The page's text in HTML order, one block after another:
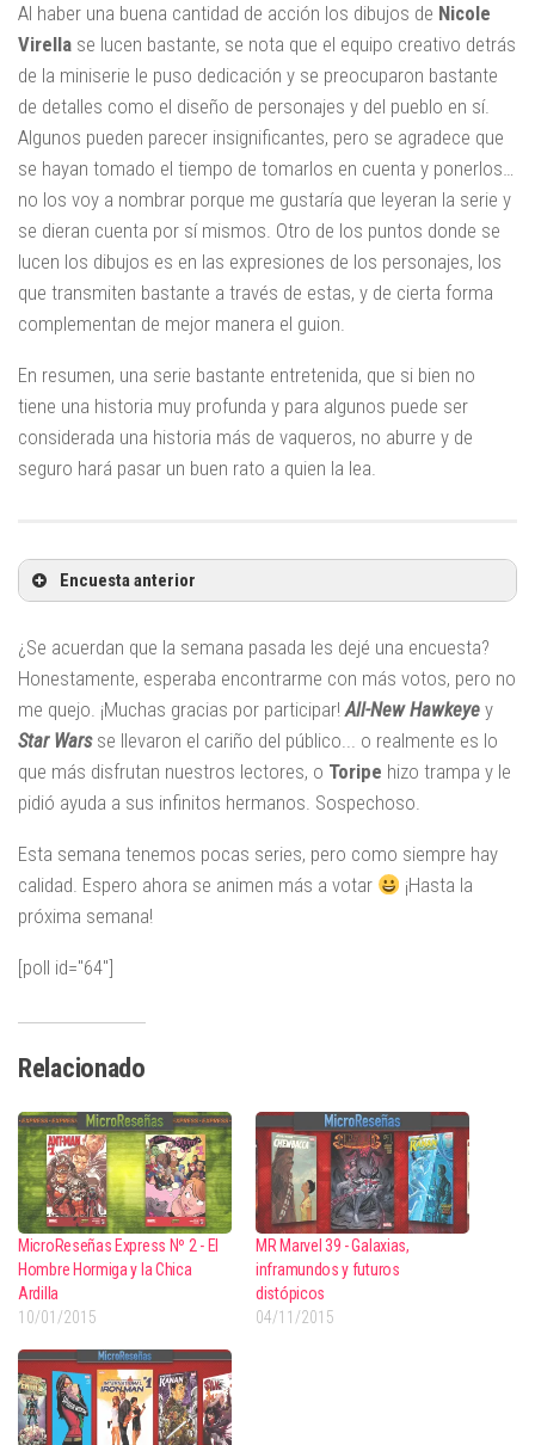
Al haber una buena cantidad de acción los dibujos de Nicole
Virella se lucen bastante, se nota que el equipo creativo detrás
de la miniserie le puso dedicación y se preocuparon bastante
de detalles como el diseño de personajes y del pueblo en sí.
Algunos pueden parecer insignificantes, pero se agradece que
se hayan tomado el tiempo de tomarlos en cuenta y ponerlos…
no los voy a nombrar porque me gustaría que leyeran la serie y
se dieran cuenta por sí mismos. Otro de los puntos donde se
lucen los dibujos es en las expresiones de los personajes, los
que transmiten bastante a través de estas, y de cierta forma
complementan de mejor manera el guion.
En resumen, una serie bastante entretenida, que si bien no
tiene una historia muy profunda y para algunos puede ser
considerada una historia más de vaqueros, no aburre y de
seguro hará pasar un buen rato a quien la lea.
Encuesta anterior
¿Se acuerdan que la semana pasada les dejé una encuesta?
Honestamente, esperaba encontrarme con más votos, pero no
me quejo. ¡Muchas gracias por participar!All-New Hawkeye y
Star Warsse llevaron el cariño del público... o realmente es lo
que más disfrutan nuestros lectores, o Toripe hizo trampa y le
pidió ayuda a sus infinitos hermanos. Sospechoso.
Esta semana tenemos pocas series, pero como siempre hay
calidad. Espero ahora se animen más a votar
¡Hasta la
próxima semana!
[poll id="64"]
Relacionado
MicroReseñas Express Nº 2 - El
Hombre Hormiga y la Chica
Ardilla
10/01/2015
MR Marvel 39 - Galaxias,
inframundos y futuros
distópicos
04/11/2015